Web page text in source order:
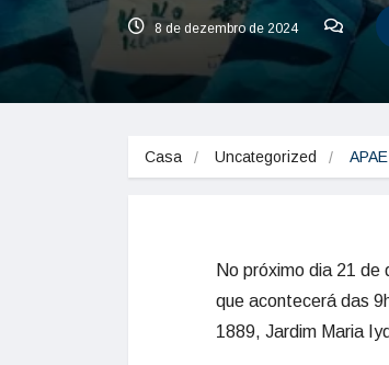
8 de dezembro de 2024
Casa Uncategorized
No próximo dia 21 de
que acontecerá das
1889, Jardim Maria